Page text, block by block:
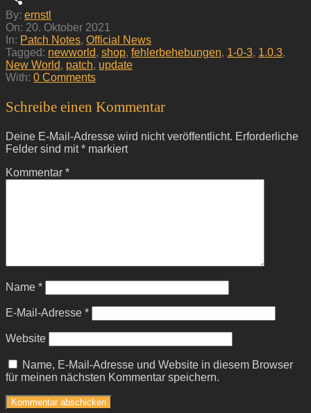
Teilen
2021-
10-
20
By: ernstl
On: 20. Oktober 2021
In: Patch Notes, Official News
Tagged: newworld, shop, fehlerbehebungen, 1-0-3, 1.0.3,
New World, patch, update
With: 0 Comments
Schreibe einen Kommentar
Deine E-Mail-Adresse wird nicht veröffentlicht. Erforderliche
Felder sind mit* markiert
Kommentar *
Name *
E-Mail-Adresse *
Website
Name, E-Mail-Adresse und Website in diesem Browser
für meinen nächsten Kommentar speichern.